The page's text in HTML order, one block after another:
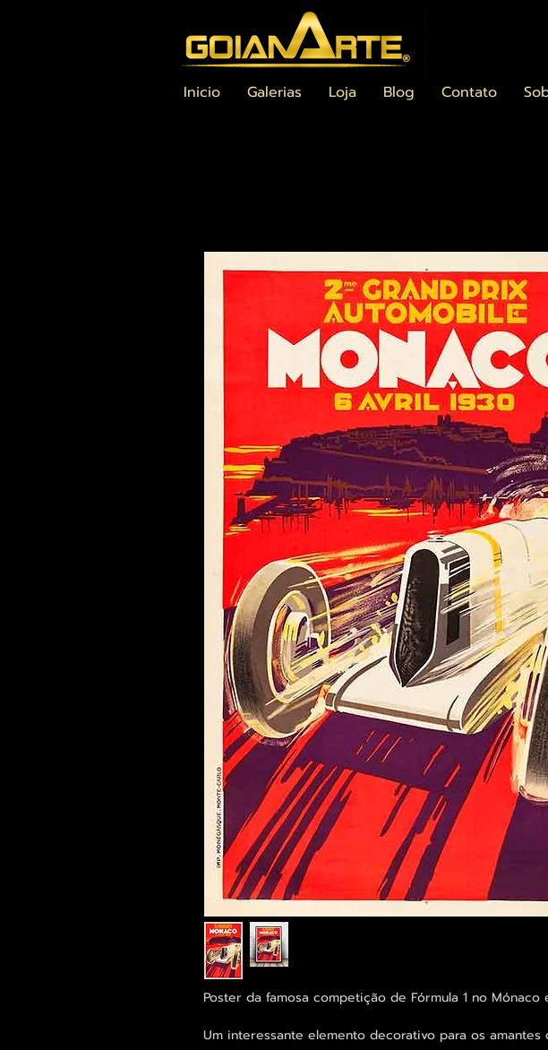
Inicio Galerias Loja Blog Contato
Poster da famosa competição de Fórmula 1 no Mónaco
Um interessante elemento decorativo para os amantes